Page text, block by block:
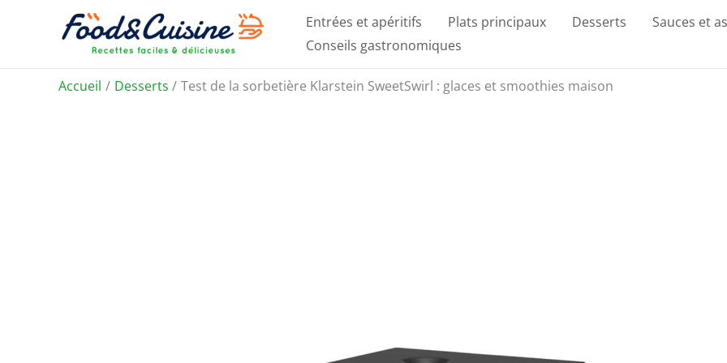
Entrées et apéritifs Plats principaux Desserts Sauces et
Conseils gastronomiques
Accueil Desserts Test de la sorbetière Klarstein SweetSwirl : glaces et smoothies maison